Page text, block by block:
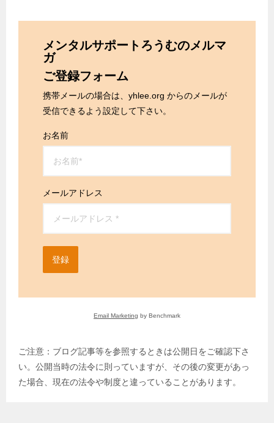
メンタルサポートろうむのメルマ
ガ
ご登録フォーム
携帯メールの場合は、yhlee.org からのメールが
受信できるよう設定して下さい。
お名前
メールアドレス
登録
Email Marketing by Benchmark
ご注意：ブログ記事等を参照するときは公開日をご確認下さ
い。公開当時の法令に則っていますが、その後の変更があっ
た場合、現在の法令や制度と違っていることがあります。